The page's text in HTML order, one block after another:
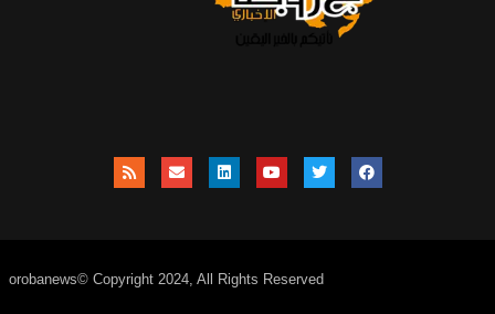
orobanews© Copyright 2024, All Rights Reserved